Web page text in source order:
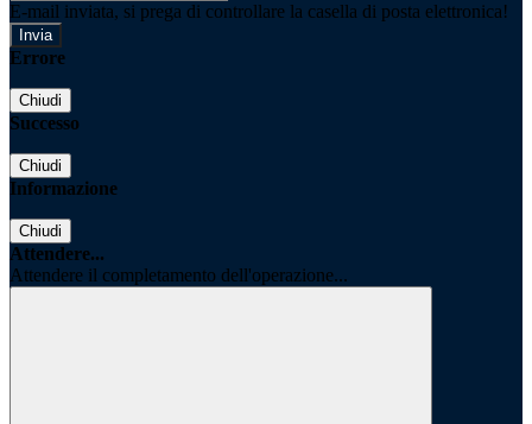
E-mail inviata, si prega di controllare la casella di posta elettronica!
Errore
Chiudi
Successo
Chiudi
Informazione
Chiudi
Attendere...
Attendere il completamento dell'operazione...